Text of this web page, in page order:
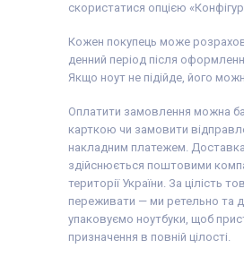
скористатися опцією
Кожен покупець може
денний період після
Якщо ноут не підійде, його
Оплатити замовлення можна
карткою чи замовити
накладним платежем. Доставка
здійснюється поштовими
території України. За цілість
переживати — ми ретельно та
упаковуємо ноутбуки, щоб
призначення в повній цілості.